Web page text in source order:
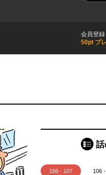
会員登
50pt プ
156 - 107 106